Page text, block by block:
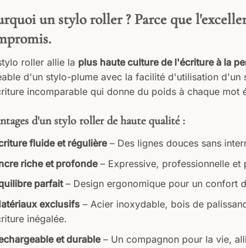
un stylo roller ? Parce que
roller allie la plus haute culture de l'écriture à la
d'un stylo-plume avec la facilité d'utilisation d'un
incomparable qui donne du poids à chaque mot
d'un stylo roller de haute qualité :
fluide et régulière– Des lignes douces sans
riche et profonde– Expressive, professionnelle et
parfait– Design ergonomique pour un confort
exclusifs – Acier inoxydable, bois de
inégalée.
et durable– Un compagnon pour la vie,